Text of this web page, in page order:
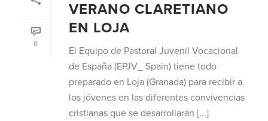
0
VERANO CLARETIANO
EN LOJA
El Equipo de Pastoral Juvenil Vocacional
de España (EPJV_ Spain) tiene todo
preparado en Loja (Granada) para recibir a
los jóvenes en las diferentes convivencias
cristianas que se desarrollarán [...]